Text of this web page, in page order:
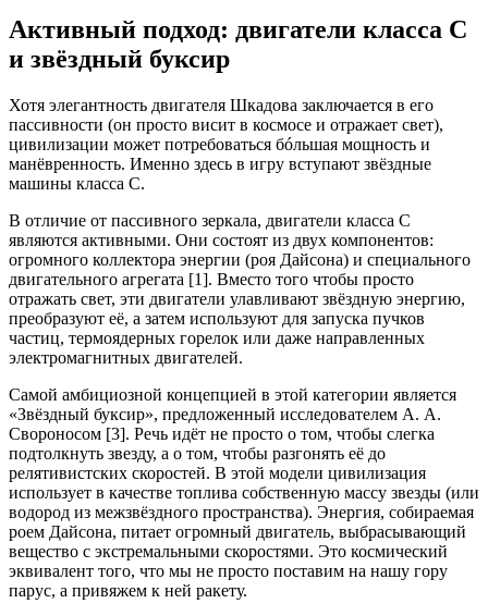
Активный подход: двигатели класса C
и звёздный буксир
Хотя элегантность двигателя Шкадова заключается в его
пассивности (он просто висит в космосе и отражает свет),
цивилизации может потребоваться бóльшая мощность и
манёвренность. Именно здесь в игру вступают звёздные
машины класса C.
В отличие от пассивного зеркала, двигатели класса C
являются активными. Они состоят из двух компонентов:
огромного коллектора энергии (роя Дайсона) и специального
двигательного агрегата [1]. Вместо того чтобы просто
отражать свет, эти двигатели улавливают звёздную энергию,
преобразуют её, а затем используют для запуска пучков
частиц, термоядерных горелок или даже направленных
электромагнитных двигателей.
Самой амбициозной концепцией в этой категории является
«Звёздный буксир», предложенный исследователем А. А.
Свороносом [3]. Речь идёт не просто о том, чтобы слегка
подтолкнуть звезду, а о том, чтобы разгонять её до
релятивистских скоростей. В этой модели цивилизация
использует в качестве топлива собственную массу звезды (или
водород из межзвёздного пространства). Энергия, собираемая
роем Дайсона, питает огромный двигатель, выбрасывающий
вещество с экстремальными скоростями. Это космический
эквивалент того, что мы не просто поставим на нашу гору
парус, а привяжем к ней ракету.